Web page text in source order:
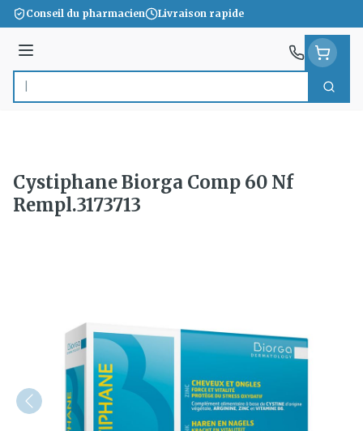
Aller au contenu
Conseil du pharmacien Livraison rapide
Menu
Rechercher
Cystiphane Biorga Comp 60 Nf
Rempl.3173713